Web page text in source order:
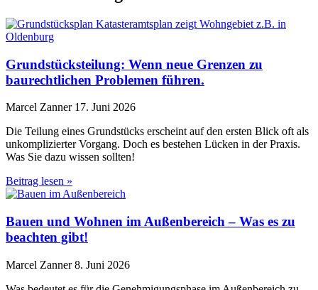
Grundstücksteilung: Wenn neue Grenzen zu
baurechtlichen Problemen führen.
Marcel Zanner 17. Juni 2026
Die Teilung eines Grundstücks erscheint auf den ersten Blick oft als
unkomplizierter Vorgang. Doch es bestehen Lücken in der Praxis.
Was Sie dazu wissen sollten!
Beitrag lesen »
Bauen und Wohnen im Außenbereich – Was es zu
beachten gibt!
Marcel Zanner8. Juni 2026